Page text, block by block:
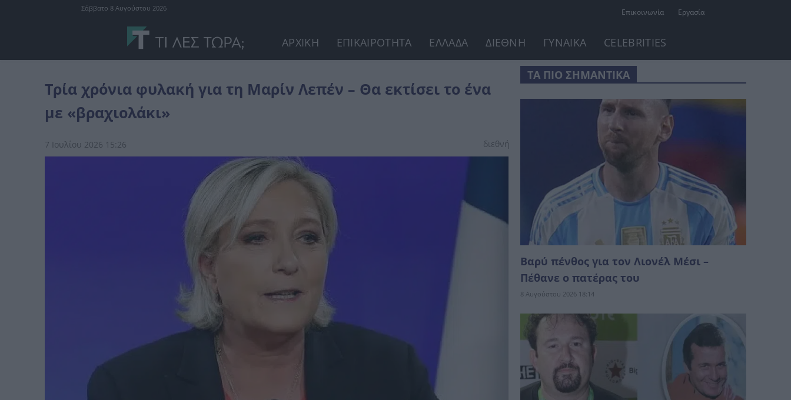
Επικοινωνία Εργασία
Σάββατο 8 Αυγούστου 2026
ΑΡΧΙΚΗ ΕΠΙΚΑΙΡΟΤΗΤΑ ΕΛΛΑΔΑ ΔΙΕΘΝΗ ΓΥΝΑΙΚΑ CELEBRITIES
Τρία χρόνια φυλακή για τη Μαρίν Λεπέν – Θα εκτίσει το ένα
με «βραχιολάκι»
7 Ιουλίου 2026 15:26 διεθνή
ΤΑ ΠΙΟ ΣΗΜΑΝΤΙΚΑ
Βαρύ πένθος για τον Λιονέλ Μέσι –
Πέθανε ο πατέρας του
8 Αυγούστου 2026 18:14